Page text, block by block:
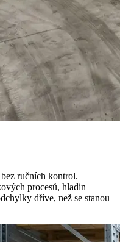
ručních kontrol.
procesů, hladin
dříve, než se stanou